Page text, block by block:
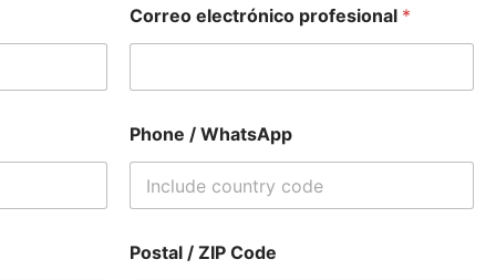
Correo electrónico profesional *
Phone / WhatsApp
Postal / ZIP Code